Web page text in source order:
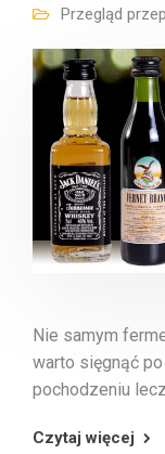
Przegląd
Nie samym
warto sięgnąć
pochodzeniu
Czytaj więcej